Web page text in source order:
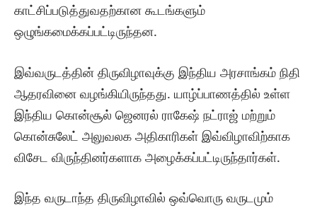
காட்சிப்படுத்துவதற்கான கூடங்களும்
ஒழுங்கமைக்கப்பட்டிருந்தன.
இவ்வருடத்தின் திருவிழாவுக்கு இந்திய அரசாங்கம் நிதி
ஆதரவினை வழங்கியிருந்தது. யாழ்ப்பாணத்தில் உள்ள
இந்திய கொன்சூல் ஜெனரல் ராகேஷ் நட்ராஜ் மற்றும்
கொன்சுலேட் அலுவலக அதிகாரிகள் இவ்விழாவிற்காக
விசேட விருந்தினர்களாக அழைக்கப்பட்டிருந்தார்கள்.
இந்த வருடாந்த திருவிழாவில் ஒவ்வொரு வருடமும்